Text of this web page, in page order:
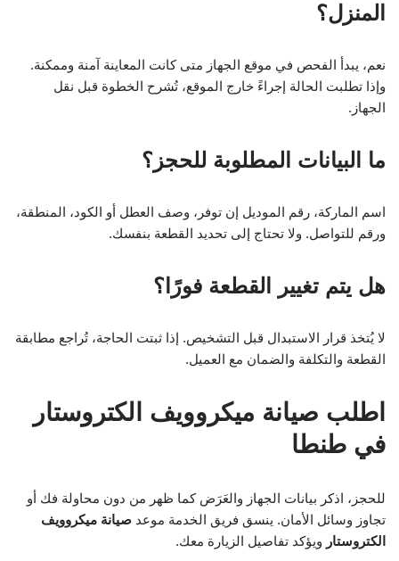
المنزل؟
نعم، يبدأ الفحص في موقع الجهاز متى كانت المعاينة آمنة وممكنة.
وإذا تطلبت الحالة إجراءً خارج الموقع، تُشرح الخطوة قبل نقل
الجهاز.
ما البيانات المطلوبة للحجز؟
اسم الماركة، رقم الموديل إن توفر، وصف العطل أو الكود، المنطقة،
ورقم للتواصل. ولا تحتاج إلى تحديد القطعة بنفسك.
هل يتم تغيير القطعة فورًا؟
لا يُتخذ قرار الاستبدال قبل التشخيص. إذا ثبتت الحاجة، تُراجع مطابقة
القطعة والتكلفة والضمان مع العميل.
اطلب صيانة ميكروويف الكتروستار
في طنطا
للحجز، اذكر بيانات الجهاز والعَرَض كما ظهر من دون محاولة فك أو
تجاوز وسائل الأمان. ينسق فريق الخدمة موعد صيانة ميكروويف
الكتروستار ويؤكد تفاصيل الزيارة معك.